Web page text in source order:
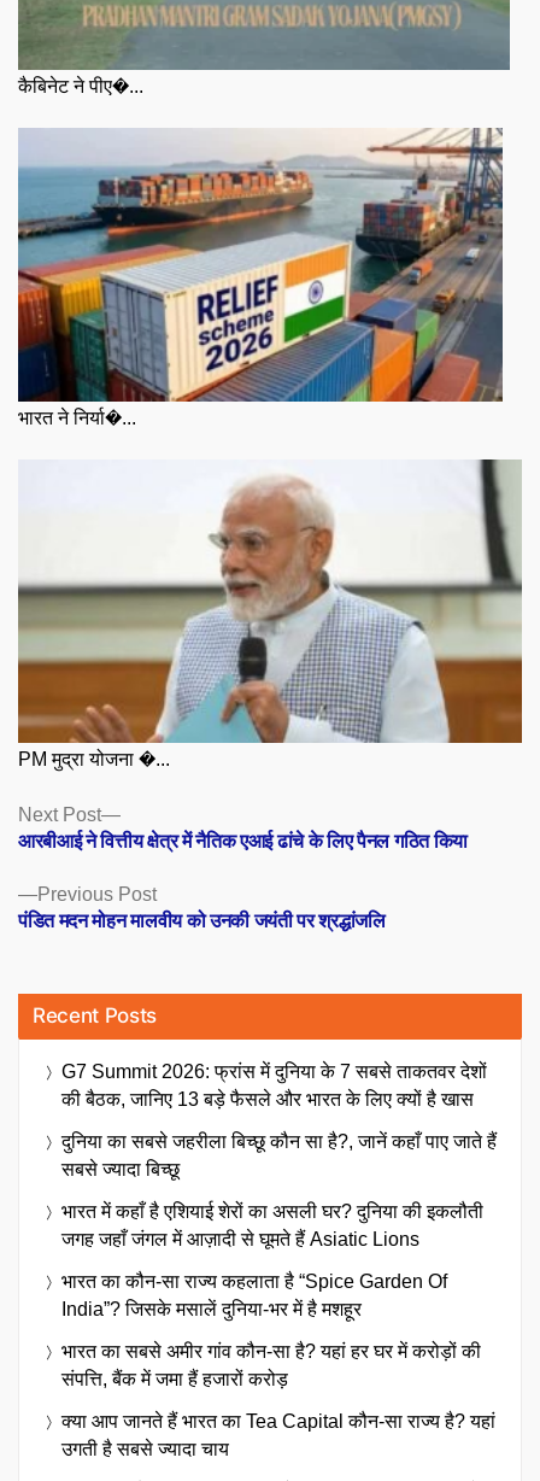
कैबिनेट ने पीए�...
भारत ने निर्या�...
PM मुद्रा योजना �...
Posts
navigation
Previous PostPrevious
post:
पंडित मदन मोहन मालवीय को उनकी जयंती पर श्रद्धांजलि
Next Post
Next
post:
आरबीआई ने वित्तीय क्षेत्र में नैतिक एआई ढांचे के लिए पैनल गठित किया
Recent Posts
G7 Summit 2026: फ्रांस में दुनिया के 7 सबसे ताकतवर देशों
की बैठक, जानिए 13 बड़े फैसले और भारत के लिए क्यों है खास
दुनिया का सबसे जहरीला बिच्छू कौन सा है?, जानें कहाँ पाए जाते हैं
सबसे ज्यादा बिच्छू
भारत में कहाँ है एशियाई शेरों का असली घर? दुनिया की इकलौती
जगह जहाँ जंगल में आज़ादी से घूमते हैं Asiatic Lions
भारत का कौन-सा राज्य कहलाता है “Spice Garden Of
India”? जिसके मसालें दुनिया-भर में है मशहूर
भारत का सबसे अमीर गांव कौन-सा है? यहां हर घर में करोड़ों की
संपत्ति, बैंक में जमा हैं हजारों करोड़
क्या आप जानते हैं भारत का Tea Capital कौन-सा राज्य है? यहां
उगती है सबसे ज्यादा चाय